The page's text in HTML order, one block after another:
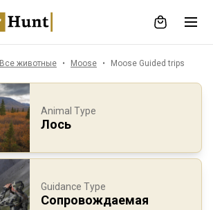
Все животные Moose Moose Guided trips
Animal Type
Лось
Guidance Type
Сопровождаемая